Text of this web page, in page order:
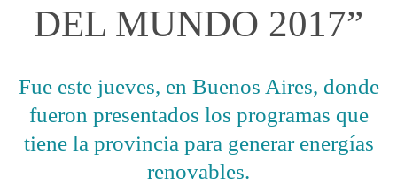
DEL MUNDO 2017”
Fue este jueves, en Buenos Aires, donde
fueron presentados los programas que
tiene la provincia para generar energías
renovables.